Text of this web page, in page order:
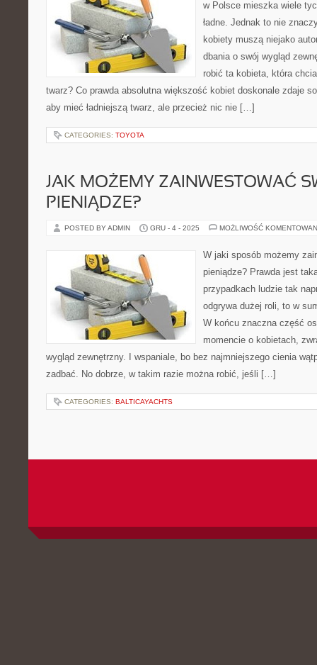
w Polsce mieszka wiele
ładne. Jednak to nie
kobiety muszą niejako
dbania o swój wygląd
robić ta kobieta, która
twarz? Co prawda absolutna większość kobiet doskonale zdaje
aby mieć ładniejszą twarz, ale przecież nic nie […]
CATEGORIES: TOYOTA
JAK MOŻEMY ZAINWESTOWAĆ
PIENIĄDZE?
POSTED BY ADMIN GRU - 4 - 2025 MOŻLIWOŚĆ
W jaki sposób możemy
pieniądze? Prawda jest
przypadkach ludzie tak
odgrywa dużej roli, to w
W końcu znaczna część
momencie o kobietach,
wygląd zewnętrzny. I wspaniale, bo bez najmniejszego cienia
zadbać. No dobrze, w takim razie można robić, jeśli […]
CATEGORIES: BALTICAYACHTS